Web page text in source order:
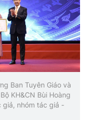
Ban Tuyên Giáo và
KH&CN Bùi Hoàng
giả, nhóm tác giả -